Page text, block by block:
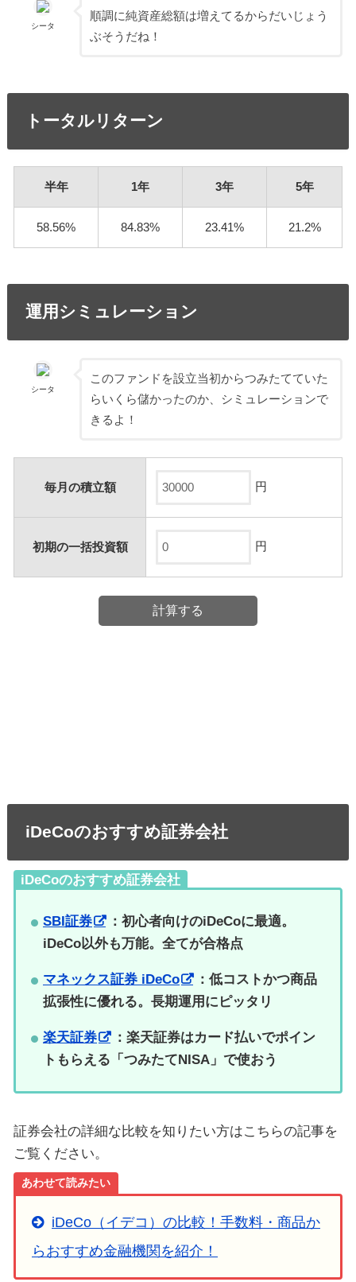
シータ
順調に純資産総額は増えてるからだいじょう
ぶそうだね！
トータルリターン
半年 1年 3年 5年
58.56% 84.83% 23.41% 21.2%
運用シミュレーション
シータ
このファンドを設立当初からつみたてていた
らいくら儲かったのか、シミュレーションで
きるよ！
毎月の積立額 円
初期の一括投資額 円
iDeCoのおすすめ証券会社
iDeCoのおすすめ証券会社
SBI証券
：初心者向けのiDeCoに最適。
iDeCo以外も万能。全てが合格点
マネックス証券 iDeCo
：低コストかつ商品
拡張性に優れる。長期運用にピッタリ
楽天証券
：楽天証券はカード払いでポイン
トもらえる「つみたてNISA」で使おう
証券会社の詳細な比較を知りたい方はこちらの記事を
ご覧ください。
あわせて読みたい
iDeCo（イデコ）の比較！手数料・商品か
らおすすめ金融機関を紹介！